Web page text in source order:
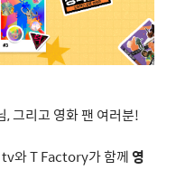
,그리고 영화 팬 여러분!
tv와T Factory가 함께영